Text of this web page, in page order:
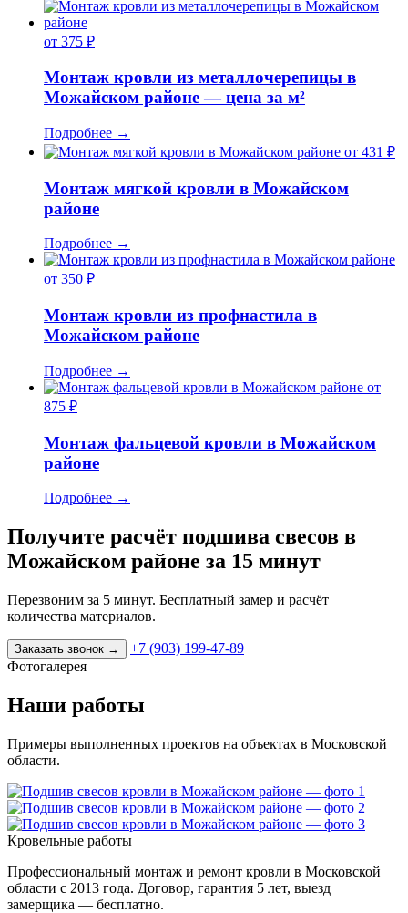
от 375 ₽
Монтаж кровли из металлочерепицы в
Можайском районе — цена за м²
Подробнее →
от 431 ₽
Монтаж мягкой кровли в Можайском
районе
Подробнее →
от 350 ₽
Монтаж кровли из профнастила в
Можайском районе
Подробнее →
от
875 ₽
Монтаж фальцевой кровли в Можайском
районе
Подробнее →
Получите расчёт подшива свесов в
Можайском районе за 15 минут
Перезвоним за 5 минут. Бесплатный замер и расчёт
количества материалов.
Заказать звонок →
+7 (903) 199-47-89
Фотогалерея
Наши работы
Примеры выполненных проектов на объектах в Московской
области.
Кровельные работы
Профессиональный монтаж и ремонт кровли в Московской
области с 2013 года. Договор, гарантия 5 лет, выезд
замерщика — бесплатно.